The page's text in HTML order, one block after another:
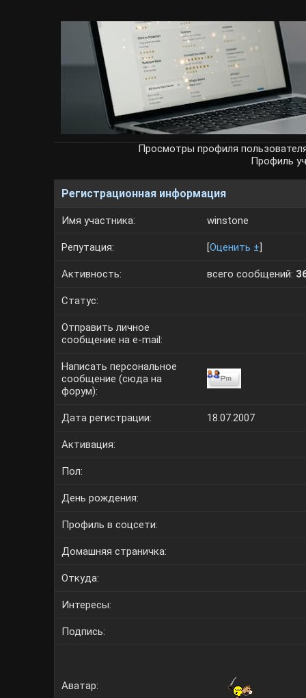
Просмотры профиля
Профиль
Регистрационная информация
Имя участника: winstone
Репутация: [Оценить ±]
Активность: всего сообщений:
Статус:
Отправить личное
сообщение на e-mail:
Написать персональное
сообщение (сюда на
форум):
Дата регистрации: 18.07.2007
Активация:
Пол:
День рождения:
Профиль в соцсети:
Домашняя страничка:
Откуда:
Интересы:
Подпись:
Аватар: